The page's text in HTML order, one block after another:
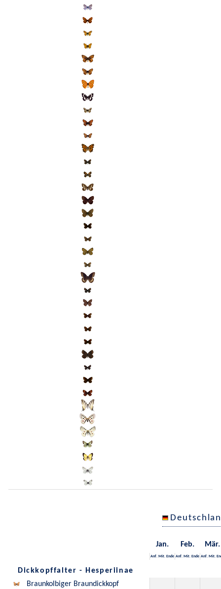
Jan. Feb. Mär.
Anf. Mit. Ende Anf. Mit. Ende Anf. Mit.
Dickkopffalter - Hesperiinae
Braunkolbiger Braundickkopf